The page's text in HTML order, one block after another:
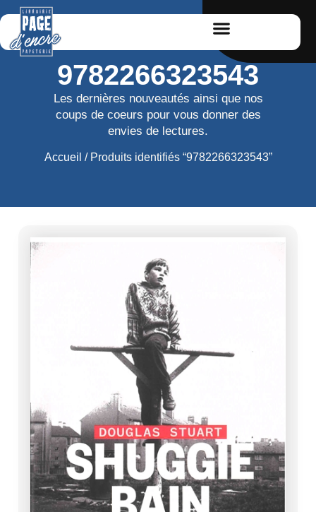
9782266323543
Les dernières nouveautés ainsi que nos
coups de coeurs pour vous donner des
envies de lectures.
Accueil / Produits identifiés “9782266323543”